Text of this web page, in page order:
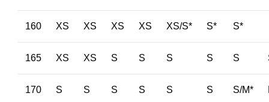
160 XS XS XS XS XS/S* S* S*
165 XS XS S S S S S
170 S S S S S S S/M*